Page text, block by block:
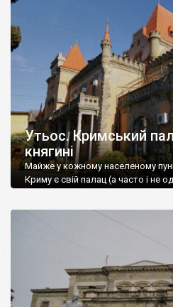
Утьос. Кримський
княгині
Майже у кожному населеному
Криму є свій палац (а часто і не